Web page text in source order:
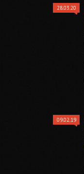
28.03.20
09.02.19